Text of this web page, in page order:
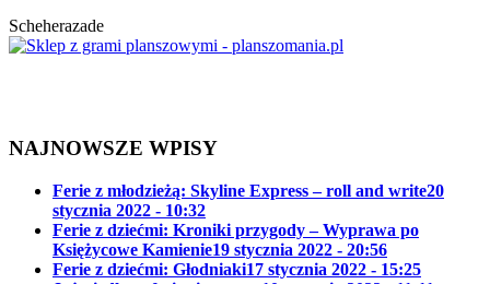
Scheherazade
NAJNOWSZE WPISY
Ferie z młodzieżą: Skyline Express – roll and write20
stycznia 2022 - 10:32
Ferie z dziećmi: Kroniki przygody – Wyprawa po
Księżycowe Kamienie19 stycznia 2022 - 20:56
Ferie z dziećmi: Głodniaki17 stycznia 2022 - 15:25